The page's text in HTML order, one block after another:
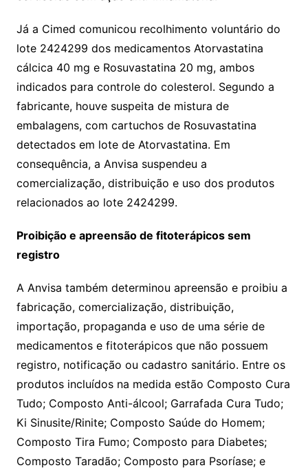
Já a Cimed comunicou recolhimento voluntário do
lote 2424299 dos medicamentos Atorvastatina
cálcica 40 mg e Rosuvastatina 20 mg, ambos
indicados para controle do colesterol. Segundo a
fabricante, houve suspeita de mistura de
embalagens, com cartuchos de Rosuvastatina
detectados em lote de Atorvastatina. Em
consequência, a Anvisa suspendeu a
comercialização, distribuição e uso dos produtos
relacionados ao lote 2424299.
Proibição e apreensão de fitoterápicos sem
registro
A Anvisa também determinou apreensão e proibiu a
fabricação, comercialização, distribuição,
importação, propaganda e uso de uma série de
medicamentos e fitoterápicos que não possuem
registro, notificação ou cadastro sanitário. Entre os
produtos incluídos na medida estão Composto Cura
Tudo; Composto Anti-álcool; Garrafada Cura Tudo;
Ki Sinusite/Rinite; Composto Saúde do Homem;
Composto Tira Fumo; Composto para Diabetes;
Composto Taradão; Composto para Psoríase; e